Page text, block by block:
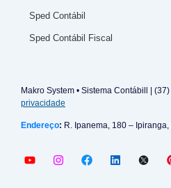
Sped Contábil
Sped Contábil Fiscal
Makro System • Sistema Contábill |
privacidade
Endereço: R. Ipanema, 180 –